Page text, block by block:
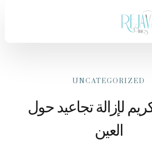
UNCATEGORIZED
لإزالة تجاعيد حول
العين